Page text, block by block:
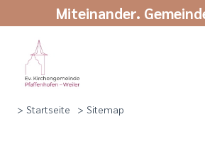
Miteinander.
> Startseite > Sitemap